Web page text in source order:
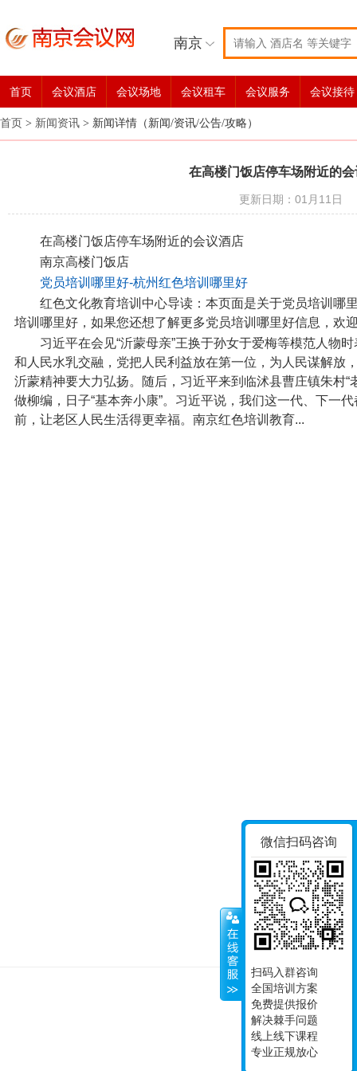
南京
首页 会议酒店 会议场地 会议租车 会议服务 会议接待
首页 > 新闻资讯 > 新闻详情（新闻/资讯/公告/攻略）
在高楼门饭店停车场附近的
更新日期：01月11日
在高楼门饭店停车场附近的会议酒店
南京高楼门饭店
党员培训哪里好-杭州红色培训哪里好
红色文化教育培训中心导读：本页面是关于党员培训哪
培训哪里好，如果您还想了解更多党员培训哪里好信息，欢
习近平在会见“沂蒙母亲”王换于孙女于爱梅等模范人物
和人民水乳交融，党把人民利益放在第一位，为人民谋解放
沂蒙精神要大力弘扬。随后，习近平来到临沭县曹庄镇朱村“
做柳编，日子“基本奔小康”。习近平说，我们这一代、下一
前，让老区人民生活得更幸福。南京红色培训教育...
© Since 2008, 南
微信扫码咨询
扫码入群咨询
全国培训方案
免费提供报价
解决棘手问题
线上线下课程
专业正规放心